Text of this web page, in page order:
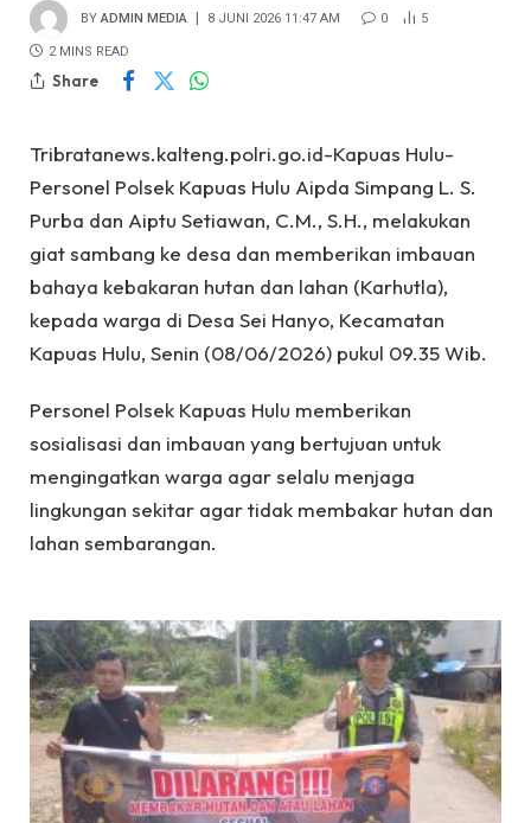
BY ADMIN MEDIA 8 JUNI 2026 11:47 AM 0 5
2 MINS READ
Share
Tribratanews.kalteng.polri.go.id-Kapuas Hulu-
Personel Polsek Kapuas Hulu Aipda Simpang L. S.
Purba dan Aiptu Setiawan, C.M., S.H., melakukan
giat sambang ke desa dan memberikan imbauan
bahaya kebakaran hutan dan lahan (Karhutla),
kepada warga di Desa Sei Hanyo, Kecamatan
Kapuas Hulu, Senin (08/06/2026) pukul 09.35 Wib.
Personel Polsek Kapuas Hulu memberikan
sosialisasi dan imbauan yang bertujuan untuk
mengingatkan warga agar selalu menjaga
lingkungan sekitar agar tidak membakar hutan dan
lahan sembarangan.